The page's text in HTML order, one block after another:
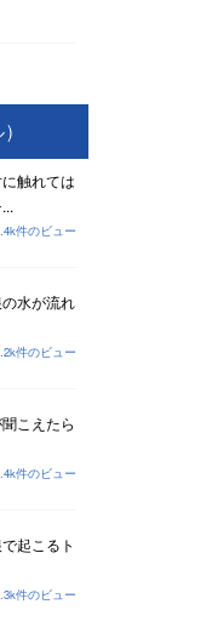
)
触れては
件のビュー
水が流れ
件のビュー
こえたら
件のビュー
起こるト
件のビュー